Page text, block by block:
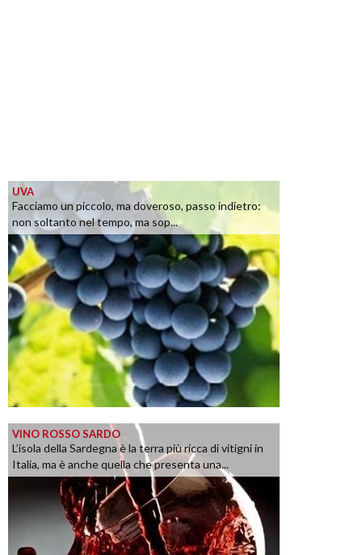
UVA
Facciamo un piccolo, ma doveroso, passo indietro:
non soltanto nel tempo, ma sop...
VINO ROSSO SARDO
L’isola della Sardegna è la terra più ricca di vitigni in
Italia, ma è anche quella che presenta una...